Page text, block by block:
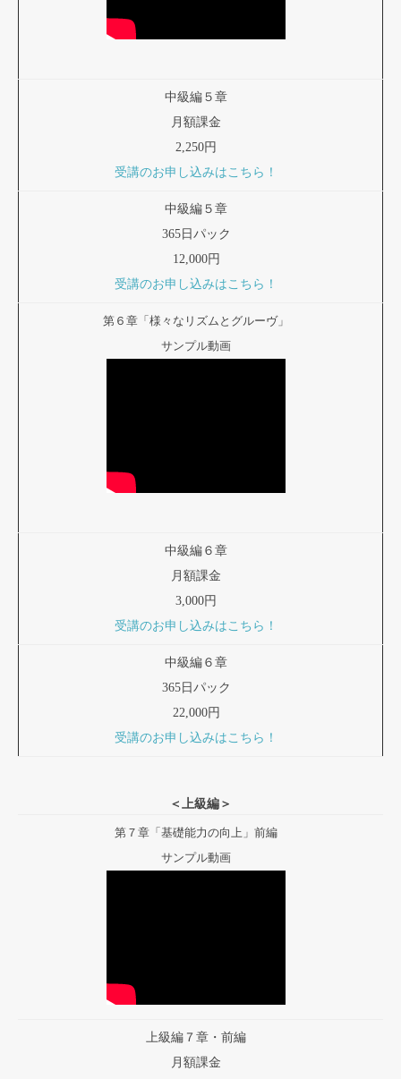
中級編５章
月額課金
2,250円
受講のお申し込みはこちら！
中級編５章
365日パック
12,000円
受講のお申し込みはこちら！
第６章「様々なリズムとグルーヴ」
サンプル動画
中級編６章
月額課金
3,000円
受講のお申し込みはこちら！
中級編６章
365日パック
22,000円
受講のお申し込みはこちら！
＜上級編＞
第７章「基礎能力の向上」前編
サンプル動画
上級編７章・前編
月額課金